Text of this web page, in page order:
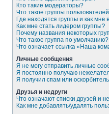
Кто такие модераторы?
Что такое группы
Где находятся группы и как мне
Как мне стать лидером группы?
Почему названия некоторых
Что такое группа по умолчанию?
Что означает ссылка «Наша
Личные сообщения
Я не могу отправить личные
Я постоянно получаю
Я получил спам или
Друзья и недруги
Что означают списки друзей и
Как мне добавлять/удалять